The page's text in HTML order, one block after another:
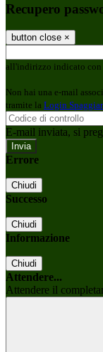
Recupero
button close ×
all'indirizzo indicato con
Non hai una e-mail
tramite la Login
E-mail inviata, si
Errore
Chiudi
Successo
Chiudi
Informazione
Chiudi
Attendere...
Attendere il